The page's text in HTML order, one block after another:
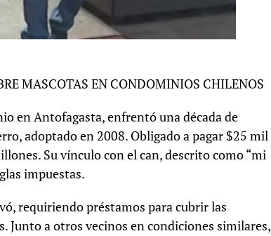
MASCOTAS EN CONDOMINIOS CHILENOS
en Antofagasta, enfrentó una década de
adoptado en 2008. Obligado a pagar $25 mil
Su vínculo con el can, descrito como “mi
impuestas.
requiriendo préstamos para cubrir las
Junto a otros vecinos en condiciones similares,